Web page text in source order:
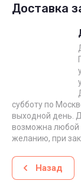
Доставка
субботу по
выходной день.
возможна любой
желанию, при
Назад